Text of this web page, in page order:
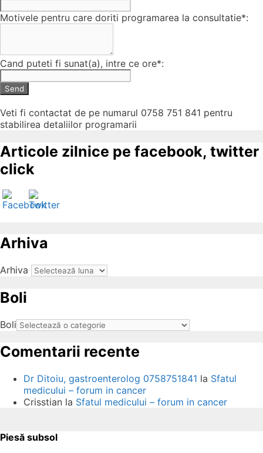
Motivele pentru care doriti programarea la consultatie*:
Cand puteti fi sunat(a), intre ce ore*:
Send
Veti fi contactat de pe numarul 0758 751 841 pentru
stabilirea detaliilor programarii
Articole zilnice pe facebook, twitter
clickFollow
Arhiva
Arhiva
Boli
Boli
Comentarii recente
Dr Ditoiu, gastroenterolog 0758751841 la Sfatul
medicului – forum in cancer
Crisstian la Sfatul medicului – forum in cancer
Piesă subsol